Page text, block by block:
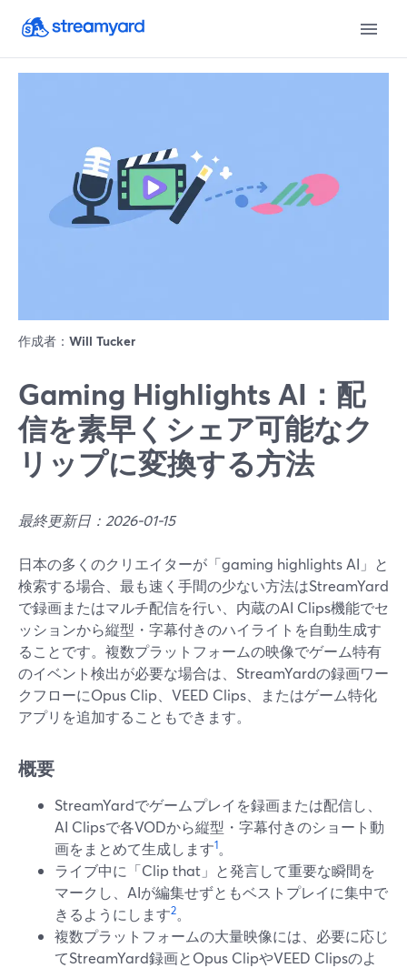
作成者： Will Tucker
Gaming Highlights AI：配
信を素早くシェア可能なク
リップに変換する方法
最終更新日：2026-01-15
日本の多くのクリエイターが「gaming highlights AI」と
検索する場合、最も速く手間の少ない方法はStreamYard
で録画またはマルチ配信を行い、内蔵のAI Clips機能でセ
ッションから縦型・字幕付きのハイライトを自動生成す
ることです。複数プラットフォームの映像でゲーム特有
のイベント検出が必要な場合は、StreamYardの録画ワー
クフローにOpus Clip、VEED Clips、またはゲーム特化
アプリを追加することもできます。
概要
StreamYardでゲームプレイを録画または配信し、
AI Clipsで各VODから縦型・字幕付きのショート動
画をまとめて生成します1。
ライブ中に「Clip that」と発言して重要な瞬間を
マークし、AIが編集せずともベストプレイに集中で
きるようにします2。
複数プラットフォームの大量映像には、必要に応じ
てStreamYard録画とOpus ClipやVEED Clipsのよ